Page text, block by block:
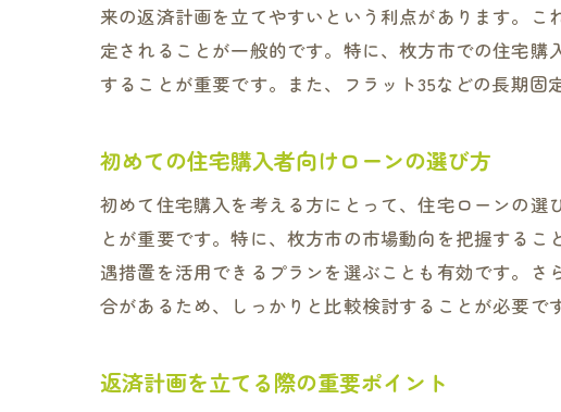
地域の
地域特性を
地域の
快適な
地域密
住宅性能
将来の
来の返済計画を立てやすいという利点があります。
定されることが一般的です。特に、枚方市での住宅
することが重要です。また、フラット35などの長期固
初めての住宅購入者向けローンの選び方
初めて住宅購入を考える方にとって、住宅ローンの
とが重要です。特に、枚方市の市場動向を把握する
遇措置を活用できるプランを選ぶことも有効です。
合があるため、しっかりと比較検討することが必要です
返済計画を立てる際の重要ポイント